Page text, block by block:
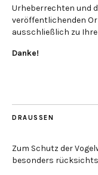
Urheberrechten und
veröffentlichenden
ausschließlich zu
Danke!
DRAUSSEN
Zum Schutz der
besonders